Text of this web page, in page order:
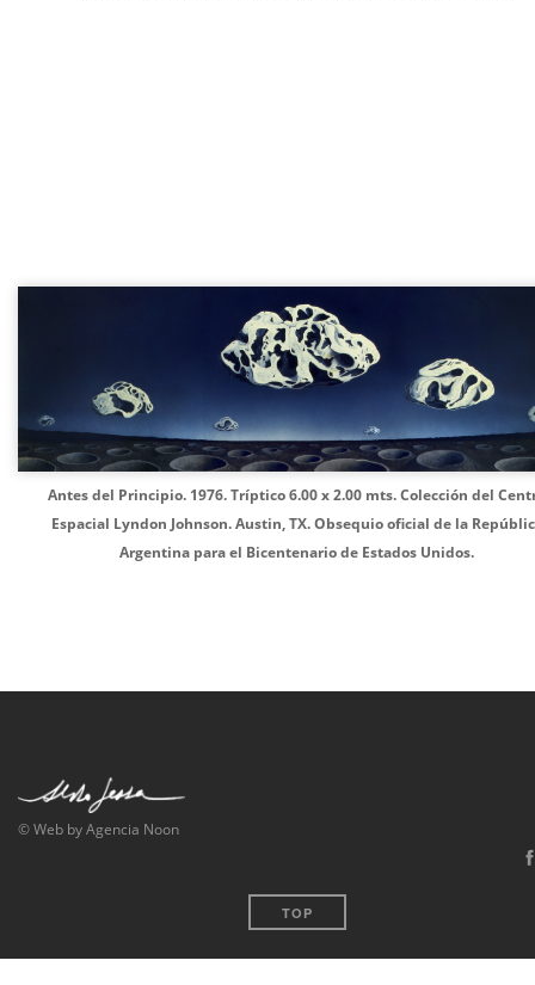
Antes del Principio. 1976. Tríptico 6.00 x 2.00 mts.Colección del
Espacial Lyndon Johnson. Austin, TX. Obsequio oficial de la
Argentina para el Bicentenario de Estados Unidos.
© Web by Agencia Noon
TOP